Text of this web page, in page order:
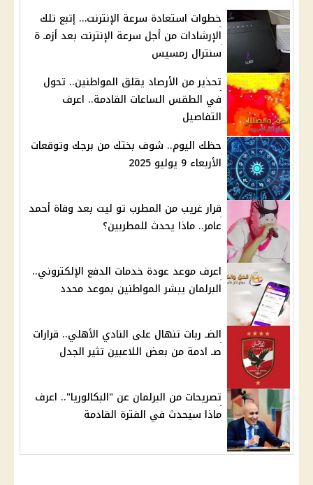
خطوات استعادة سرعة الإنترنت… إتبع تلك
الإرشادات من أجل سرعة الإنترنت بعد أزمـ ة
سنترال رمسيس
تحذير من الأرصاد يقلق المواطنين.. تحول
في الطقس الساعات القادمة.. اعرف
التفاصيل
حظك اليوم.. شوف بختك من برجك وتوقعات
الأربعاء 9 يوليو 2025
قرار غريب من المطرب تو ليت بعد وفاة أحمد
عامر.. ماذا يحدث للمطربين؟
اعرف موعد عودة خدمات الدفع الإلكتروني..
البرلمان يبشر المواطنين بموعد محدد
الضـ ربات تنهال على النادي الأهلي.. قرارات
صـ ادمة من بعض اللاعبين تثير الجدل
تصريحات من البرلمان عن "البكالوريا".. اعرف
ماذا سيحدث في الفترة القادمة